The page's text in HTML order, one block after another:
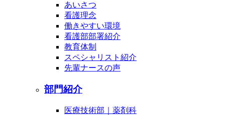
あいさつ
看護理念
働きやすい環境
看護部部署紹介
教育体制
スペシャリスト紹介
先輩ナースの声
部門紹介
医療技術部｜薬剤科